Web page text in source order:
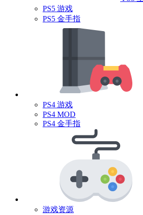
PS5 游戏
PS5 金手指
PS4 游戏
PS4 MOD
PS4 金手指
游戏资源